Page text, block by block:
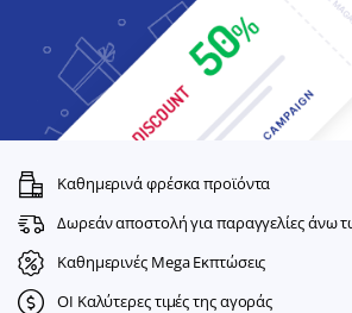
Καθημερινά φρέσκα προϊόντα
Δωρεάν αποστολή για παραγγελίες άνω
Καθημερινές Mega Εκπτώσεις
ΟΙ Καλύτερες τιμές της αγοράς